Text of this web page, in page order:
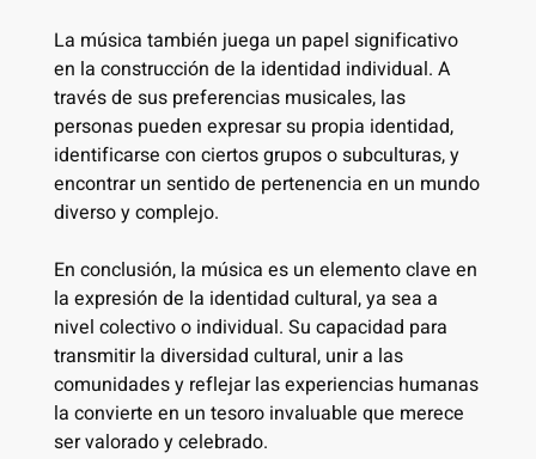
La música también juega un papel significativo
en la construcción de la identidad individual. A
través de sus preferencias musicales, las
personas pueden expresar su propia identidad,
identificarse con ciertos grupos o subculturas, y
encontrar un sentido de pertenencia en un mundo
diverso y complejo.
En conclusión, la música es un elemento clave en
la expresión de la identidad cultural, ya sea a
nivel colectivo o individual. Su capacidad para
transmitir la diversidad cultural, unir a las
comunidades y reflejar las experiencias humanas
la convierte en un tesoro invaluable que merece
ser valorado y celebrado.